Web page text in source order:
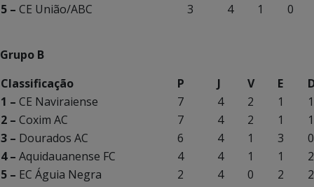
5 – CE União/ABC 3 4 1 0
Grupo B
Classificação
P J V E
1 – CE Naviraiense 7 4 2 1
1
2 – Coxim AC 7 4 2 1
1
3 – Dourados AC 6 4 1 3
0
4 – Aquidauanense FC 4 4 1 1
2
5 – EC Águia Negra 2 4 0 2
2